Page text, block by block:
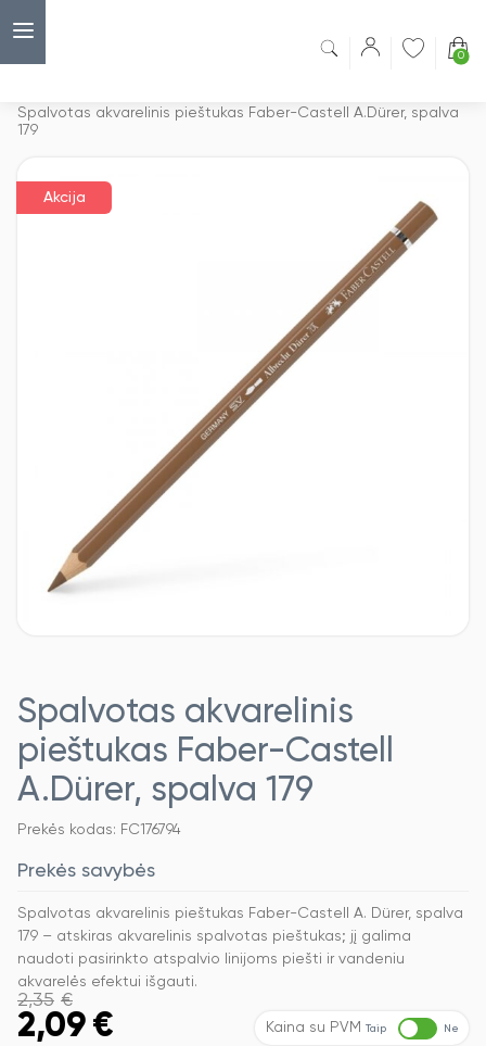
0
Spalvotas akvarelinis pieštukas Faber-Castell A.Dürer, spalva
179
Akcija
Spalvotas akvarelinis
pieštukas Faber-Castell
A.Dürer, spalva 179
Prekės kodas: FC176794
Prekės savybės
Spalvotas akvarelinis pieštukas Faber-Castell A. Dürer, spalva
179 – atskiras akvarelinis spalvotas pieštukas; jį galima
naudoti pasirinkto atspalvio linijoms piešti ir vandeniu
akvarelės efektui išgauti.
2,35 €
2,09 € Kaina su PVM Taip Ne